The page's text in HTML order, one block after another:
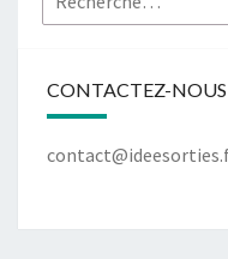
CONTACTEZ-